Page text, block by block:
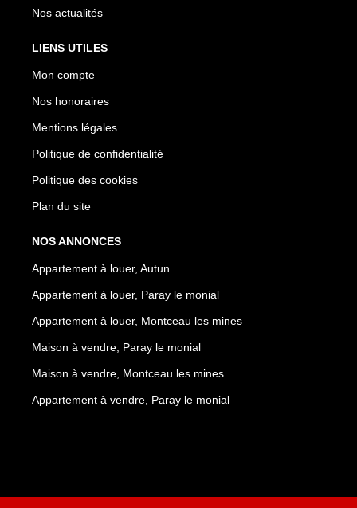
Nos actualités
LIENS UTILES
Mon compte
Nos honoraires
Mentions légales
Politique de confidentialité
Politique des cookies
Plan du site
NOS ANNONCES
Appartement à louer, Autun
Appartement à louer, Paray le monial
Appartement à louer, Montceau les mines
Maison à vendre, Paray le monial
Maison à vendre, Montceau les mines
Appartement à vendre, Paray le monial